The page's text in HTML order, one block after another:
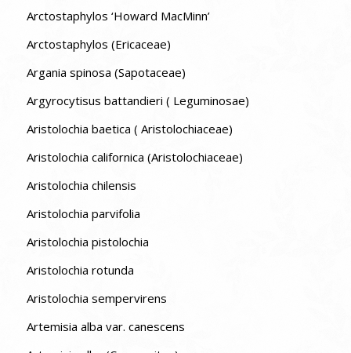
Arctostaphylos ‘Howard MacMinn’
Arctostaphylos (Ericaceae)
Argania spinosa (Sapotaceae)
Argyrocytisus battandieri ( Leguminosae)
Aristolochia baetica ( Aristolochiaceae)
Aristolochia californica (Aristolochiaceae)
Aristolochia chilensis
Aristolochia parvifolia
Aristolochia pistolochia
Aristolochia rotunda
Aristolochia sempervirens
Artemisia alba var. canescens